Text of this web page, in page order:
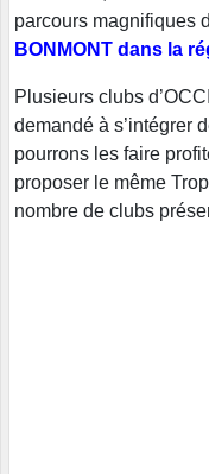
parcours magnifiques
BONMONT dans la
Plusieurs clubs
demandé à s’intégrer
pourrons les faire
proposer le même
nombre de clubs